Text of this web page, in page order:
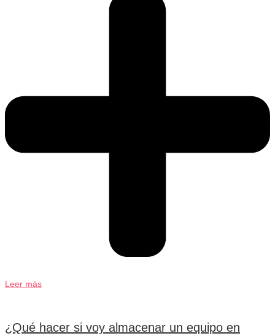
Leer más
¿Qué hacer si voy almacenar un equipo en